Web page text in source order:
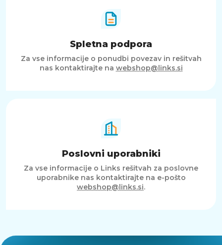
Spletna podpora
Za vse informacije o ponudbi povezav in rešitvah
nas kontaktirajte na webshop@links.si
Poslovni uporabniki
Za vse informacije o Links rešitvah za poslovne
uporabnike nas kontaktirajte na e-pošto
webshop@links.si.